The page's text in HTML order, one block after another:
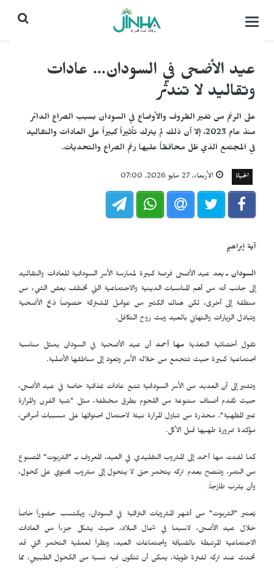
التحكم
عيد الأضحى في السودان... عادات
وتقاليد لا تندثر
على الرغم من تغير الظروف والأوضاع في السودان بسبب الصراع الدائر
منذ عام 2023، إلا أن ذلك لم يترك تأثيراً كبيراً على العادات والتقاليد
في المجتمع الذي ظل محافظاً عليها رغم الصراع والتحديات.
الحياة الأربعاء, 27 مايو 2026, 07:00
آية إبراهيم
السودان ـيعد عيد الأضحى فرصة كبيرة لممارسة الأسر السودانية للعادات والتقاليد
إلى جانب أنه من أهم المناسبات الدينية والاجتماعية التي تختلف بعض الشيء من
منطقة إلى أخرى، لكن هناك الكثير من عوامل المشتركة خصوصاً ذبح الأضحية
وتبادل الزيارات والتهاني بالعيد وبث روح التكافل.
تقول أخصائية التغذية مها أحمد أن عيد الأضحية في السودان يمثل مناسبة
اجتماعية كبيرة حيث تتجمع من خلاله الأسر وتعود إلى مناطقها الأصلية.
وتشير إلى أن العديد من الأسر السودانية تتبع عادات غذائية خاصة في عيد الأضحى،
حيث تُقدم أصناف متنوعة من اللحوم بطرق مختلفة، مثل "شية الفرن والمرارة
غير المطهية"، محذرة من تناول المرارة نيئة لاحتمال احتوائها على مسببات أمراض،
مؤكدة ضرورة طهيها قبل الأكل.
كما لفتت مها أحمد إلى المشروب التقليدي في العيد، المعروف بـ "الشربوت" المصنوع
من التمر، وتنصح بعدم تركه يتخمر حتى لا يتحول إلى مشروب يحتوي على كحول،
وأن يشرب طازجاً.
يُعتبر "الشربوت" من أشهر المشروبات التراثية في السودان، ويكتسب حضوراً خاصاً
خلال عيد الأضحى، لاسيما في شمال البلاد، حيث يشكل جزءاً من العادات
الاجتماعية المرتبطة بالضيافة واجتماعات العيد، ونظراً لعملية التخمر التي قد
تحدث عند تركه لفترة طويلة، يمكن أن تتكون فيه نسبة من الكحول الطبيعي، مما